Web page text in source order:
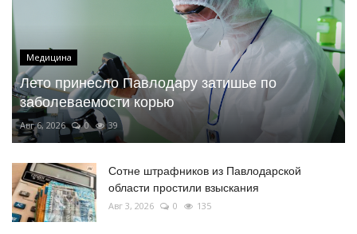
Медицина
Лето принесло Павлодару затишье по
заболеваемости корью
Авг 6, 2026 0 39
Сотне штрафников из Павлодарской
области простили взыскания
Авг 3, 2026 0 135